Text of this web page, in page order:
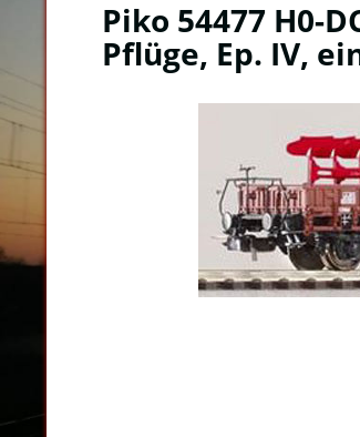
Piko 54477 H0-
Pflüge, Ep. IV,